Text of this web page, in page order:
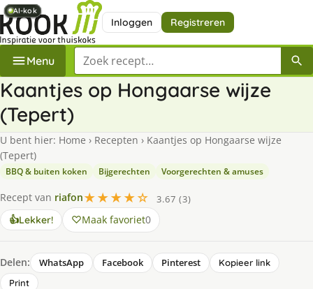
Inloggen Registreren
Menu Zoek een recept
Kaantjes op Hongaarse wijze
(Tepert)
U bent hier: Home › Recepten › Kaantjes op Hongaarse wijze
(Tepert)
BBQ & buiten koken Bijgerechten Voorgerechten & amuses
Recept van riafon★★★★☆
3.67 (3)
👍Lekker! Maak favoriet0
Delen: WhatsApp Facebook Pinterest
Kopieer link
Print
AI-kok
AI-kok
AI-kok
AI-kok
AI-kok
AI-kok